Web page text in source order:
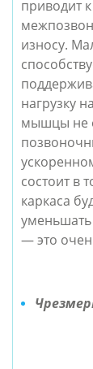
приводит
износу.
нагрузку
мышцы не
состоит в
каркаса
— это